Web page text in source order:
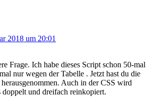
2018 um 20:01
Frage. Ich habe dieses Script schon 50-mal
nur wegen der Tabelle . Jetzt hast du die
Auch in der CSS wird
doppelt und dreifach reinkopiert.